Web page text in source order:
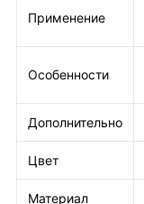
Применение
Особенности
Дополнительно
Цвет
Материал